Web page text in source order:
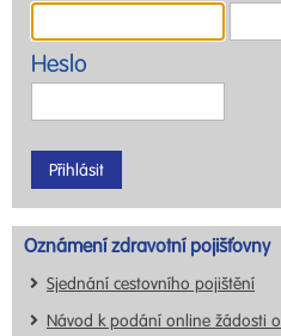
Heslo
Oznámení zdravotní pojišťovny
Sjednání cestovního pojištění
Návod k podání online žádosti